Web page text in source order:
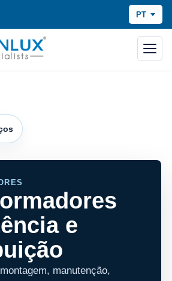
PT
e
manutenção,